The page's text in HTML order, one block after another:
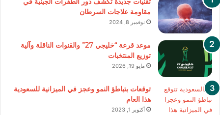
مقاومة علاجات السرطان
نوفمبر 8, 2024
موعد قرعة “خليجي 27” والقنوات الناقلة وآلية
توزيع المنتخبات
مايو 19, 2026
توقعات بتباطؤ النمو وعجز في الميزانية للسعودية
هذا العام
أكتوبر 1, 2023